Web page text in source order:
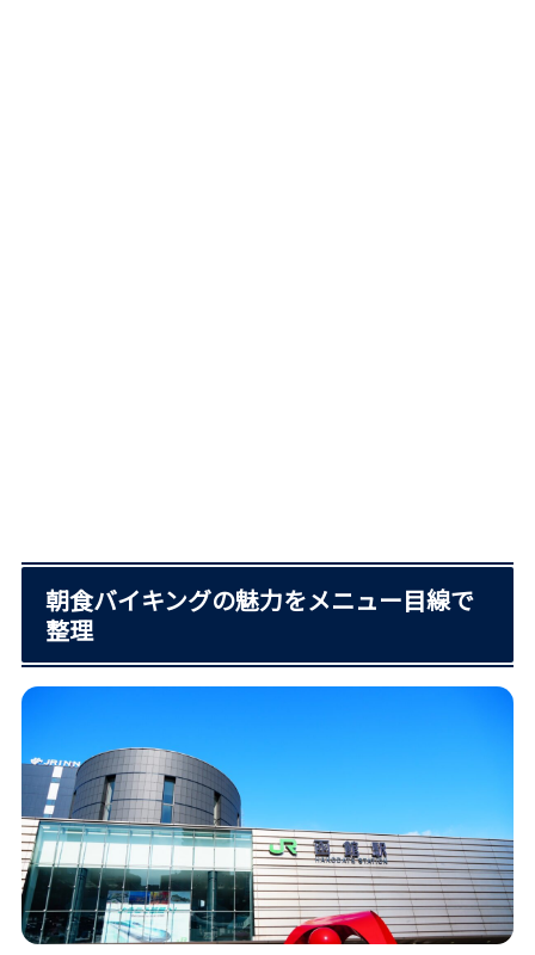
朝食バイキングの魅力をメニュー目線で
整理